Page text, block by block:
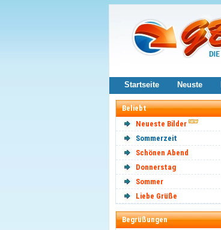
Startseite Neuste
Beliebt
Neueste Bilder
Sommerzeit
Schönen Abend
Donnerstag
Sommer
Liebe Grüße
Begrüßungen